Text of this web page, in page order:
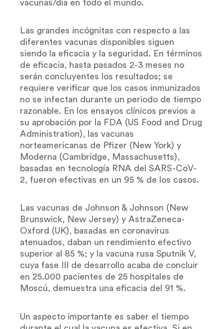
vacunas/día en todo el mundo.
Las grandes incógnitas con respecto a las
diferentes vacunas disponibles siguen
siendo la eficacia y la seguridad. En términos
de eficacia, hasta pasados 2-3 meses no
serán concluyentes los resultados; se
requiere verificar que los casos inmunizados
no se infectan durante un periodo de tiempo
razonable. En los ensayos clínicos previos a
su aprobación por la FDA (US Food and Drug
Administration), las vacunas
norteamericanas de Pfizer (New York) y
Moderna (Cambridge, Massachusetts),
basadas en tecnología RNA del SARS-CoV-
2, fueron efectivas en un 95 % de los casos.
Las vacunas de Johnson & Johnson (New
Brunswick, New Jersey) y AstraZeneca-
Oxford (UK), basadas en coronavirus
atenuados, daban un rendimiento efectivo
superior al 85 %; y la vacuna rusa Sputnik V,
cuya fase III de desarrollo acaba de concluir
en 25.000 pacientes de 25 hospitales de
Moscú, demuestra una eficacia del 91 %.
Un aspecto importante es saber el tiempo